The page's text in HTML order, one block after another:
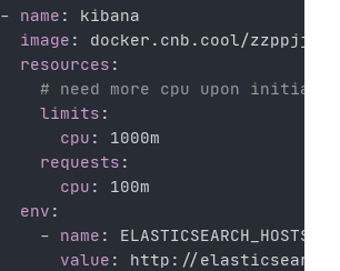
-
name :
kibana
image :
docker.cnb.cool/zzppjj/
resources :
# need more cpu upon
limits :
cpu :
1000m
requests :
cpu :
100m
env :
-
name :
ELASTICSEARCH_HOSTS
value : http : //elasticsearch